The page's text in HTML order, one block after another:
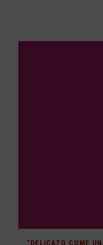
“DELICATO COME